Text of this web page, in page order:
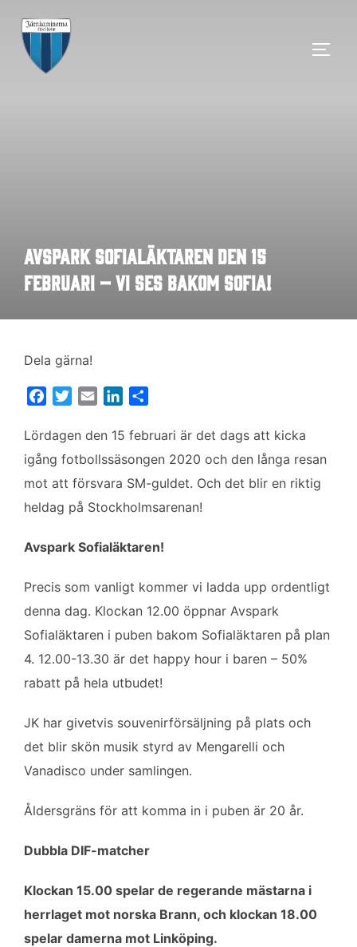
innehåll
Avspark Sofialäktaren den 15
februari – vi ses bakom Sofia!
Dela gärna!
c
e
b
o
o
i
t
e
r
a
i
n
k
d
I
l
a
Lördagen den 15 februari är det dags att kicka
igång fotbollssäsongen 2020 och den långa resan
mot att försvara SM-guldet. Och det blir en riktig
heldag på Stockholmsarenan!
Avspark Sofialäktaren!
Precis som vanligt kommer vi ladda upp ordentligt
denna dag. Klockan 12.00 öppnar Avspark
Sofialäktaren i puben bakom Sofialäktaren på plan
4. 12.00-13.30 är det happy hour i baren – 50%
rabatt på hela utbudet!
JK har givetvis souvenirförsäljning på plats och
det blir skön musik styrd av Mengarelli och
Vanadisco under samlingen.
Åldersgräns för att komma in i puben är 20 år.
Dubbla DIF-matcher
Klockan 15.00 spelar de regerande mästarna i
herrlaget mot norska Brann, och klockan 18.00
spelar damerna mot Linköping.